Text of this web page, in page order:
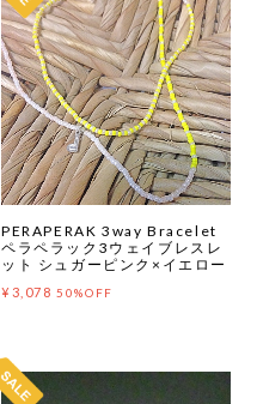
PERAPERAK 3way Bracelet
ペラペラック3ウェイブレスレ
ット シュガーピンク×イエロー
¥3,078 50%OFF